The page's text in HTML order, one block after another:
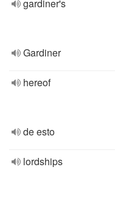
gardiner's
Gardiner
hereof
de esto
lordships